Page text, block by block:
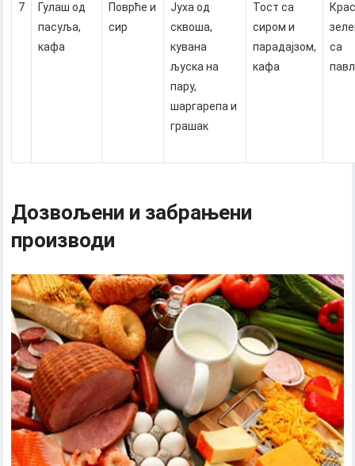
7
Гулаш од
пасуља,
кафа
Поврће и
сир
Јуха од
сквоша,
кувана
љуска на
пару,
шаргарепа и
грашак
Тост са
сиром и
парадајзом,
кафа
са
Дозвољени и забрањени
производи